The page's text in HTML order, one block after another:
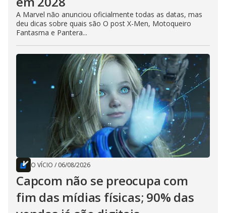
A Marvel não anunciou oficialmente todas as datas, mas
deu dicas sobre quais são O post X-Men, Motoqueiro
Fantasma e Pantera...
O VÍCIO / 06/08/2026
Capcom não se preocupa com
fim das mídias físicas; 90% das